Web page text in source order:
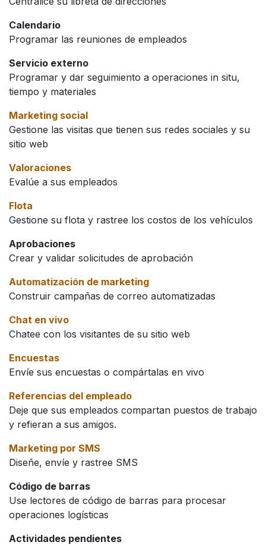
Calendario
Programar las reuniones de empleados
Servicio externo
Programar y dar seguimiento a operaciones in situ,
tiempo y materiales
Marketing social
Gestione las visitas que tienen sus redes sociales y su
sitio web
Valoraciones
Evalúe a sus empleados
Flota
Gestione su flota y rastree los costos de los vehículos
Aprobaciones
Crear y validar solicitudes de aprobación
Automatización de marketing
Construir campañas de correo automatizadas
Chat en vivo
Chatee con los visitantes de su sitio web
Encuestas
Envíe sus encuestas o compártalas en vivo
Referencias del empleado
Deje que sus empleados compartan puestos de trabajo
y refieran a sus amigos.
Marketing por SMS
Diseñe, envíe y rastree SMS
Código de barras
Use lectores de código de barras para procesar
operaciones logísticas
Actividades pendientes